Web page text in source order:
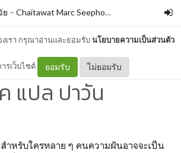
เรา กรุณาอ่านและยอมรับนโยบายความเป็นส่วนตัว
รเว็บไซต์ ยอมรับ ไม่ยอมรับ
ย – Chaitawat Marc Seephongsai
By มาโคโตะ ชิน
แปล ปาวัน
รับใครหลาย ๆ คนความฝันอาจจะเป็น